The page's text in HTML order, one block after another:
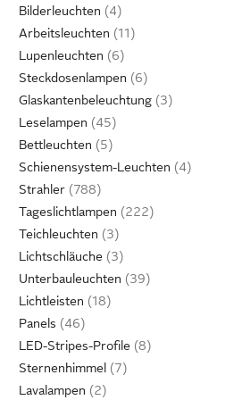
Bilderleuchten
Arbeitsleuchten
Lupenleuchten
Steckdosenlampen
Glaskantenbeleuchtung
Leselampen
Bettleuchten
Schienensystem-Leuchten
Strahler
Tageslichtlampen
Teichleuchten
Lichtschläuche
Unterbauleuchten
Lichtleisten
Panels
LED-Stripes-Profile
Sternenhimmel
Lavalampen